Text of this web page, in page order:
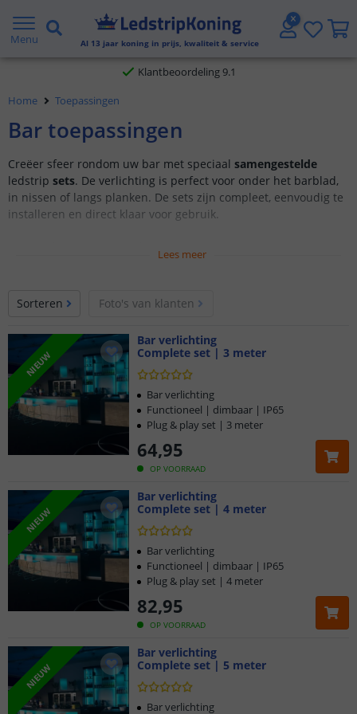
Menu Al 13 jaar koning in prijs, kwaliteit & service
Gratis verzending vanaf € 20,- NL en BE
Voor 23:45 uur besteld,
Home Toepassingen
Bar toepassingen
Creëer sfeer rondom uw bar met speciaal samengestelde
ledstrip sets. De verlichting is perfect voor onder het barblad,
in nissen of langs planken. De sets zijn compleet, eenvoudig te
installeren en direct klaar voor gebruik.
Lees meer
Sorteren Foto's van klanten
NIEUW
Bar verlichting
Complete set | 3 meter
OP VOORRAAD
64,95
Bar verlichting
Functioneel | dimbaar | IP65
Plug & play set | 3 meter
NIEUW
Bar verlichting
Complete set | 4 meter
OP VOORRAAD
82,95
Bar verlichting
Functioneel | dimbaar | IP65
Plug & play set | 4 meter
NIEUW
Bar verlichting
Complete set | 5 meter
Bar verlichting